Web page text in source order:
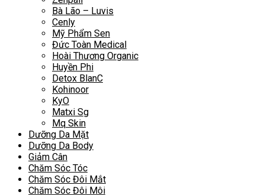
Bà Lão – Luvis
Cenly
Mỹ Phẩm Sen
Đức Toàn Medical
Hoài Thương Organic
Huyền Phi
Detox BlanC
Kohinoor
KyO
Matxi Sg
Mq Skin
Dưỡng Da Mặt
Dưỡng Da Body
Giảm Cân
Chăm Sóc Tóc
Chăm Sóc Đôi Mắt
Chăm Sóc Đôi Môi